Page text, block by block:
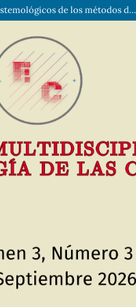
Validez, aplicabilidad y límites epistemológicos de los métodos de campo para evaluar composición corporal en deportistas: una revisión crítica metodológica